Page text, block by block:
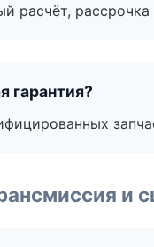
расчёт,
гарантия?
и